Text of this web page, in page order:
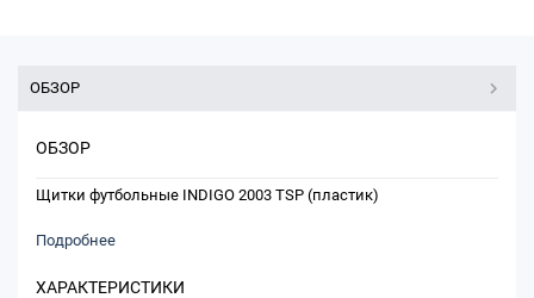
ОБЗОР
ОБЗОР
Щитки футбольные INDIGO 2003 TSP (пластик)
Подробнее
ХАРАКТЕРИСТИКИ